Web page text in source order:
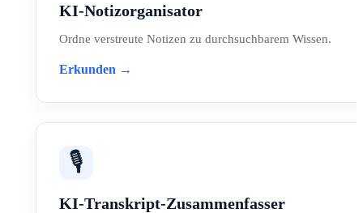
KI-Notizorganisator
Ordne verstreute Notizen zu durchsuchbarem Wissen.
Erkunden →
🎙️
KI-Transkript-Zusammenfasser